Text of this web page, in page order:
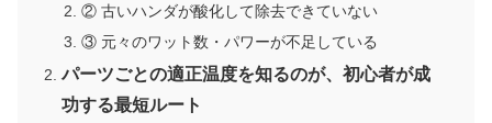
② 古いハンダが酸化して除去できていない
③ 元々のワット数・パワーが不足している
パーツごとの適正温度を知るのが、初心者が成
功する最短ルート